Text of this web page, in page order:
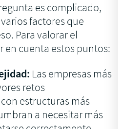
es complicado,
factores que
Para valorar el
en cuenta estos puntos:
Las empresas más
retos
estructuras más
a necesitar más